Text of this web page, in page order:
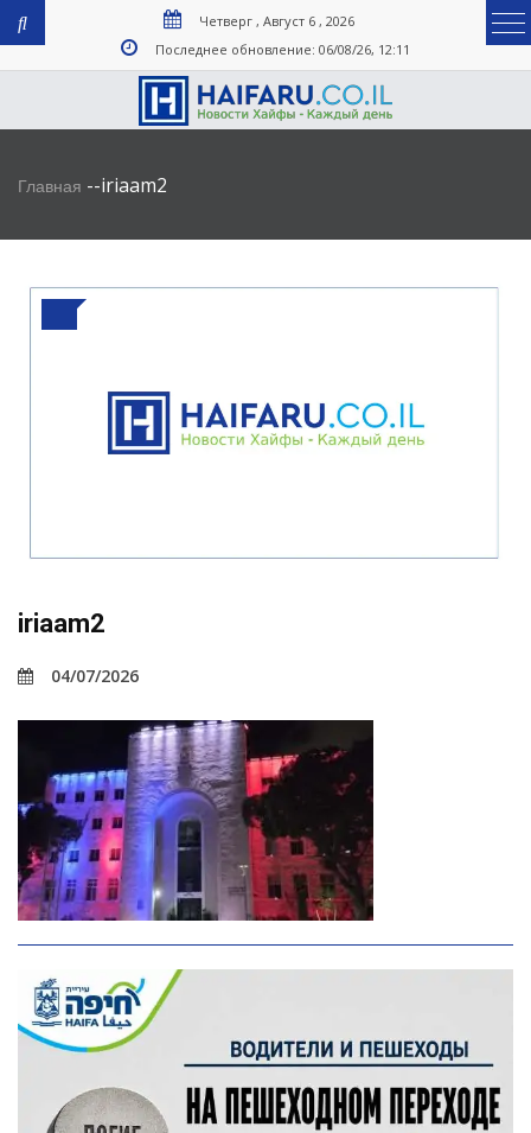
Четверг , Август 6 , 2026
Последнее обновление: 06/08/26, 12:11
Главная --iriaam2
iriaam2
04/07/2026